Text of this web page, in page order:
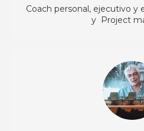
Coach personal, ejecutivo
y Project